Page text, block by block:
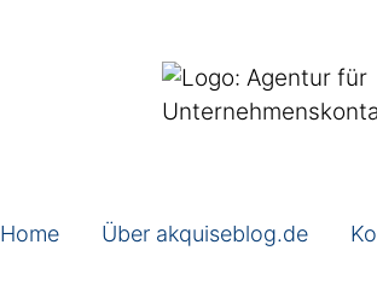
Home Über akquiseblog.de